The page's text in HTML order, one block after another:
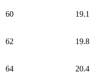
60 19.1
62 19.8
64 20.4